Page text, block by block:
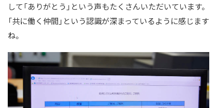
して「ありがとう」という声もたくさんいただいています。
「共に働く仲間」という認識が深まっているように感じます
ね。